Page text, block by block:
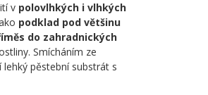
v polovlhkých i vlhkých
podklad pod většinu
do zahradnických
Smícháním ze
pěstební substrát s